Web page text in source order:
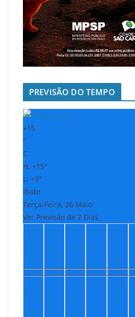
PREVISÃO DO TEMPO
+15
°
C
H: +15°
L: +9°
Ibate
Terça-Feira, 26 Maio
Ver Previsão de 7 Dias
Q
u
a
Q
ui
S
ex
Sá
b
D
o
m
+
1
8°
+
2
0°
+
2
1°
+2
1°
+2
2°